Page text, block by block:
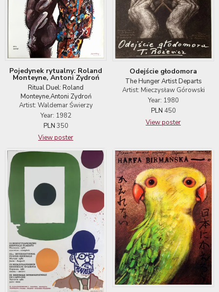
Pojedynek rytualny: Roland
Monteyne, Antoni Zydroń
Ritual Duel: Roland
Monteyne,Antoni Zydroń
Artist: Waldemar Świerzy
Year: 1982
PLN 350
View poster
Odejście głodomora
The Hunger Artist Departs
Artist: Mieczysław Górowski
Year: 1980
PLN 450
View poster